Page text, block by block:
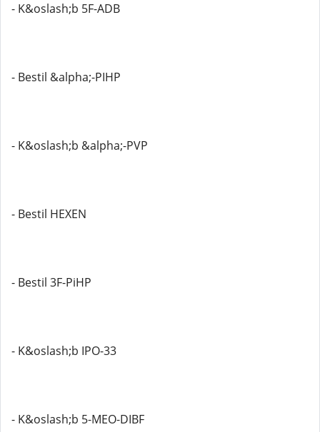
- K&oslash;b 5F-ADB
- Bestil &alpha;-PIHP
- K&oslash;b &alpha;-PVP
- Bestil HEXEN
- Bestil 3F-PiHP
- K&oslash;b IPO-33
- K&oslash;b 5-MEO-DIBF